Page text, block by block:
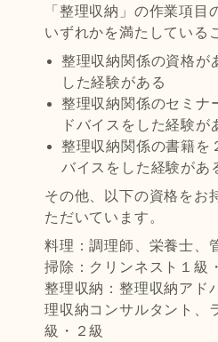
「整理収納」の作業項
いずれかを満たしている
整理収納関係の資格が
した経験がある
整理収納関係のセミナ
ドバイスをした経験が
整理収納関係の書籍を
バイスをした経験があ
その他、以下の資格をお
ただいています。
料理：調理師、栄養士、
掃除：クリンネスト１級
整理収納：整理収納アド
理収納コンサルタント、
級・２級